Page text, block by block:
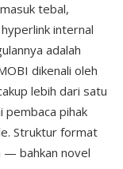
tebal,
internal
adalah
dikenali oleh
lebih dari satu
pihak
Struktur format
— bahkan novel